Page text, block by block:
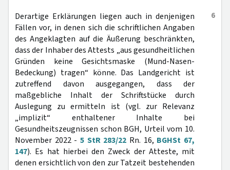
6
Derartige Erklärungen liegen auch in denjenigen
Fällen vor, in denen sich die schriftlichen Angaben
des Angeklagten auf die Äußerung beschränkten,
dass der Inhaber des Attests „aus gesundheitlichen
Gründen keine Gesichtsmaske (Mund-Nasen-
Bedeckung) tragen“ könne. Das Landgericht ist
zutreffend davon ausgegangen, dass der
maßgebliche Inhalt der Schriftstücke durch
Auslegung zu ermitteln ist (vgl. zur Relevanz
„implizit“ enthaltener Inhalte bei
Gesundheitszeugnissen schon BGH, Urteil vom 10.
November 2022 - 5 StR 283/22 Rn. 16, BGHSt 67,
147). Es hat hierbei den Zweck der Atteste, mit
denen ersichtlich von den zur Tatzeit bestehenden